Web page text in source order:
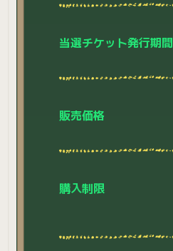
当選チケット発行期間
販売価格
購入制限